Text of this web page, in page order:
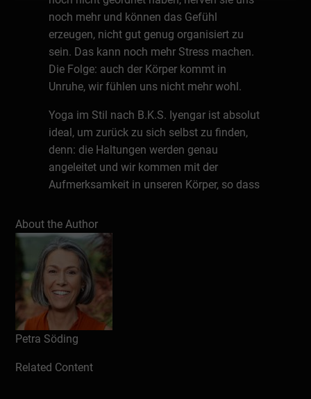
noch mehr und können das Gefühl
erzeugen, nicht gut genug organisiert zu
sein. Das kann noch mehr Stress machen.
Die Folge: auch der Körper kommt in
Unruhe, wir fühlen uns nicht mehr wohl.
Yoga im Stil nach B.K.S. Iyengar ist absolut
ideal, um zurück zu sich selbst zu finden,
denn: die Haltungen werden genau
angeleitet und wir kommen mit der
Aufmerksamkeit in unseren Körper, so dass
Übungen, so dass wir wieder im Moment
sind und in unserem Körper ankommen
können. So wird der Kopf frei und wir
können besser arbeiten und die Dinge tun,
die in unserem Leben anstehen - probieren
Sie es aus! Wir werden mit ein wenig
Information über Yoga einsteigen und
direkt ins Tun auf der Matte gehen. Petra
About the Author
Petra Söding
Related Content